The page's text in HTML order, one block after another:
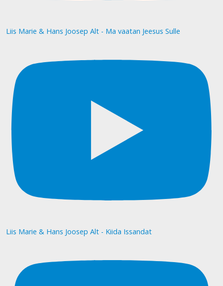
Liis Marie & Hans Joosep Alt - Ma vaatan Jeesus Sulle
Liis Marie & Hans Joosep Alt - Kiida Issandat